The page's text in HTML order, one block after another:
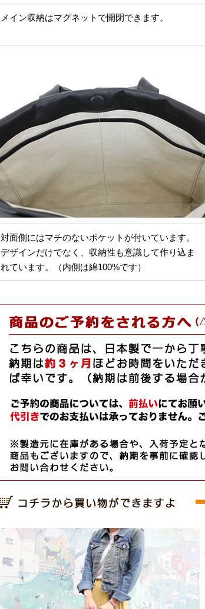
メイン収納はマグネットで開閉できます。
対面側にはマチのないポケットが付いています。
デザインだけでなく、収納性も意識して作り込ま
れています。（内側は綿100%です）